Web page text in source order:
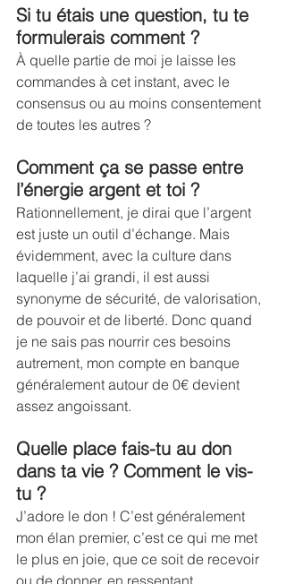
Si tu étais une question, tu te
formulerais comment ?
À quelle partie de moi je laisse les
commandes à cet instant, avec le
consensus ou au moins consentement
de toutes les autres ?
Comment ça se passe entre
l’énergie argent et toi ?
Rationnellement, je dirai que l’argent
est juste un outil d’échange. Mais
évidemment, avec la culture dans
laquelle j’ai grandi, il est aussi
synonyme de sécurité, de valorisation,
de pouvoir et de liberté. Donc quand
je ne sais pas nourrir ces besoins
autrement, mon compte en banque
généralement autour de 0€ devient
assez angoissant.
Quelle place fais-tu au don
dans ta vie ? Comment le vis-
tu ?
J’adore le don ! C’est généralement
mon élan premier, c’est ce qui me met
le plus en joie, que ce soit de recevoir